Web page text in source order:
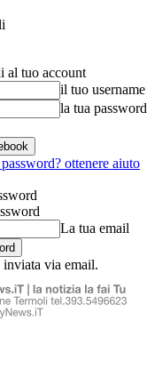
al tuo account
il tuo username
la tua password
ottenere aiuto
La tua email
via email.